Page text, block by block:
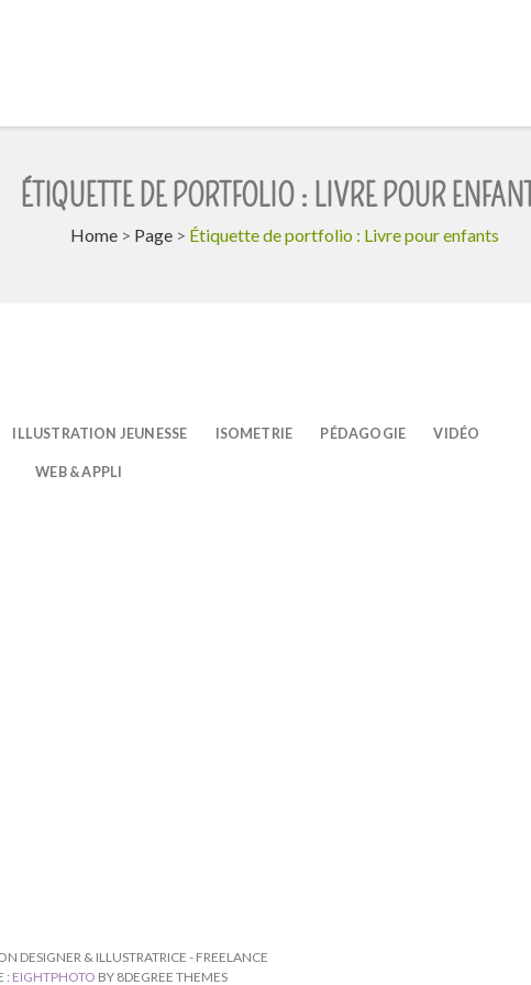
ÉTIQUETTE DE PORTFOLIO : LIVRE POUR
Home > Page > Étiquette de portfolio : Livre pour enfants
ILLUSTRATION JEUNESSE ISOMETRIE PÉDAGOGIE VIDÉO
WEB & APPLI
DESIGNER & ILLUSTRATRICE - FREELANCE
: EIGHTPHOTO BY 8DEGREE THEMES